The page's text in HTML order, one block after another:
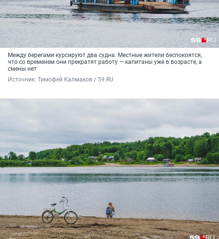
Между берегами курсируют два судна. Местные жители беспокоятся,
что со временем они прекратят работу — капитаны уже в возрасте, а
смены нет
Источник: Тимофей Калмаков / 59.RU